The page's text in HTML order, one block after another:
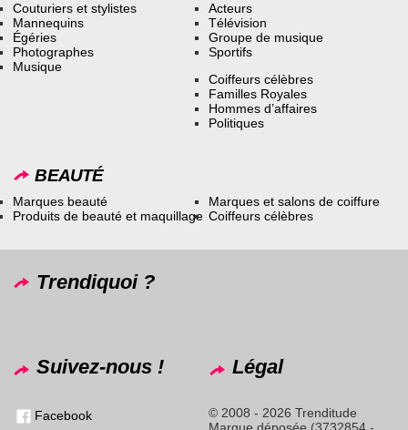
Couturiers et stylistes
Mannequins
Égéries
Photographes
Musique
Acteurs
Télévision
Groupe de musique
Sportifs
Coiffeurs célèbres
Familles Royales
Hommes d’affaires
Politiques
BEAUTÉ
Marques beauté
Produits de beauté et maquillage
Marques et salons de coiffure
Coiffeurs célèbres
Trendiquoi ?
Suivez-nous !
Facebook
Légal
© 2008 - 2026 Trenditude